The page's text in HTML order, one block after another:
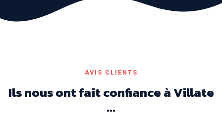
AVIS CLIENTS
Ils nous ont fait confiance à Villate
...